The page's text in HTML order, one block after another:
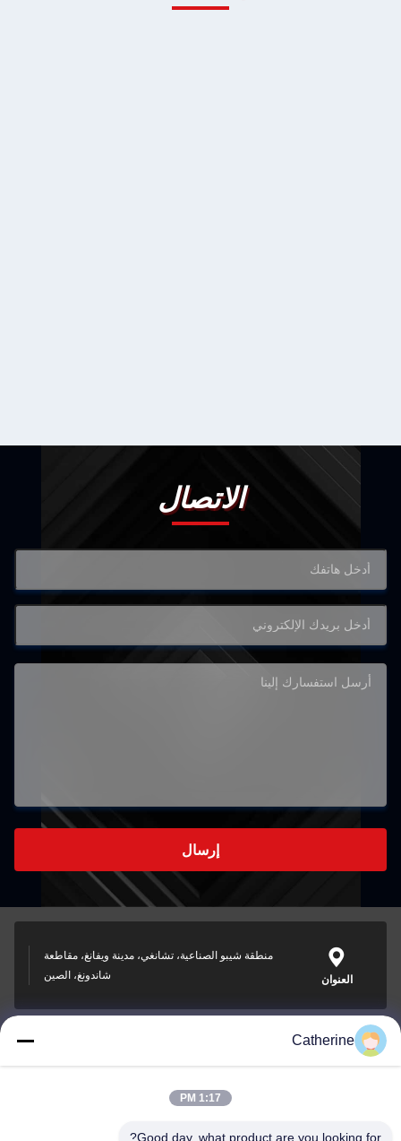
الاتصال
إرسال
العنوان
منطقة شيبو الصناعية، تشانغي، مدينة ويفانغ، مقاطعة
شاندونغ، الصين
padraic@huayumachine.cn
Catherine
1:17 PM
Good day, what product are you looking for?